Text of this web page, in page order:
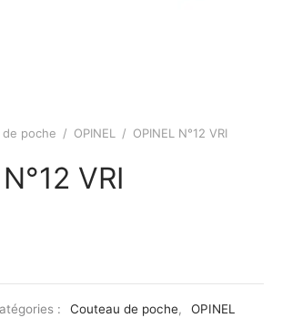
poche / OPINEL / OPINEL N°12 VRI
VRI
: Couteau de poche, OPINEL